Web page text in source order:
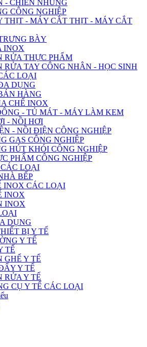
- CHIÊN NHÚNG
CÔNG NGHIỆP
THỊT - MÁY CẮT THỊT - MÁY CẮT
BÀY
INOX
RỬA THỰC PHẨM
RỬA TAY CÔNG NHÂN - HỌC SINH
LOẠI
DỤNG
HÀNG
CHẾ INOX
- TỦ MÁT - MÁY LÀM KEM
- NỒI HƠI
- NỒI ĐIỆN CÔNG NGHIỆP
GAS CÔNG NGHIỆP
HÚT KHÓI CÔNG NGHIỆP
PHẨM CÔNG NGHIỆP
LOẠI
BẾP
INOX CÁC LOẠI
INOX
INOX
DỤNG
BỊ Y TẾ
Y TẾ
TẾ
GHẾ Y TẾ
Y TẾ
RỬA Y TẾ
CỤ Y TẾ CÁC LOẠI